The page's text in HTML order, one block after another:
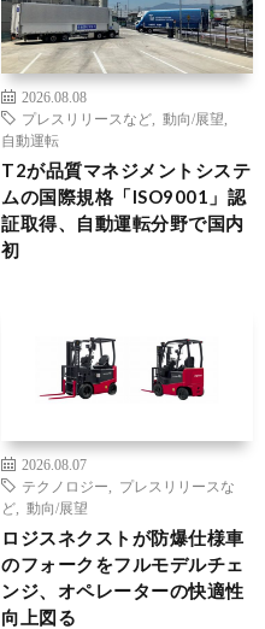
2026.08.08
プレスリリースなど
動向/展望
自動運転
T2が品質マネジメントシステ
ムの国際規格「ISO9001」認
証取得、自動運転分野で国内
初
2026.08.07
テクノロジー
プレスリリースな
ど
動向/展望
ロジスネクストが防爆仕様車
のフォークをフルモデルチェ
ンジ、オペレーターの快適性
向上図る